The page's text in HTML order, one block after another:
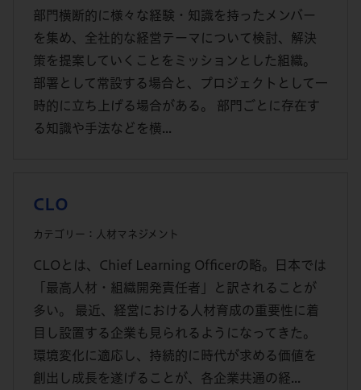
部門横断的に様々な経験・知識を持ったメンバー
を集め、全社的な経営テーマについて検討、解決
策を提案していくことをミッションとした組織。
部署として常設する場合と、プロジェクトとして一
時的に立ち上げる場合がある。 部門ごとに存在す
る知識や手法などを横...
CLO
カテゴリー：人材マネジメント
CLOとは、Chief Learning Officerの略。日本では
「最高人材・組織開発責任者」と訳されることが
多い。 最近、経営における人材育成の重要性に着
目し設置する企業も見られるようになってきた。
環境変化に適応し、持続的に時代が求める価値を
創出し成長を遂げることが、各企業共通の経...